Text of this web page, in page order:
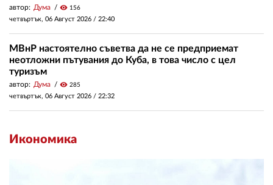
автор: Дума visibility 156
четвъртък, 06 Август 2026 / 22:40
МВнР настоятелно съветва да не се предприемат
неотложни пътувания до Куба, в това число с цел
туризъм
автор: Дума visibility 285
четвъртък, 06 Август 2026 / 22:32
Икономика